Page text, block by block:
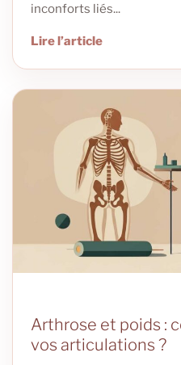
inconforts liés...
Lire l’article
Arthrose et poids :
vos articulations ?